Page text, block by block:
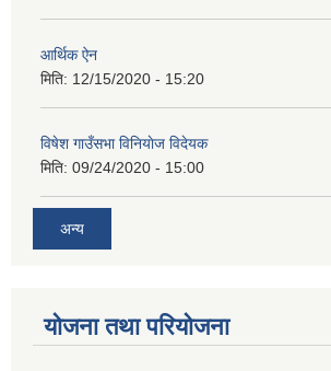
आर्थिक ऐन
मिति: 12/15/2020 - 15:20
विषेश गाउँसभा विनियाेज विदेयक
मिति: 09/24/2020 - 15:00
अन्य
योजना तथा परियोजना